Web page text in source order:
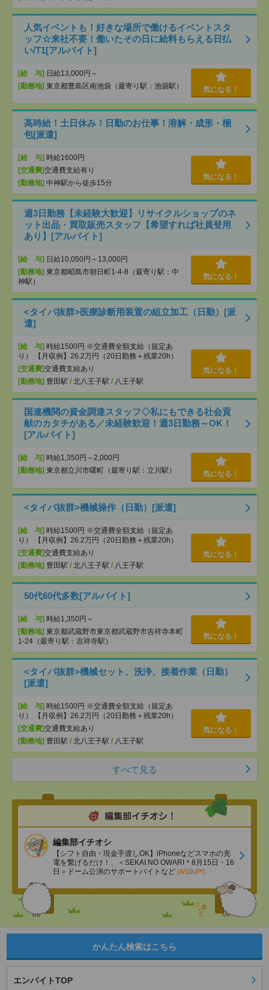
人気イベントも！好きな場所で働けるイベントスタ
ッフ☆来社不要！働いたその日に給料もらえる日払
い/T1[アルバイト]
[給 与] 日給13,000円～
[勤務地] 東京都豊島区南池袋（最寄り駅：池袋駅） 気になる！
高時給！土日休み！日勤のお仕事！溶解・成形・梱
包[派遣]
[給 与] 時給1600円
[交通費]交通費支給有り
[勤務地] 中神駅から徒歩15分
気になる！
週3日勤務【未経験大歓迎】リサイクルショップのネ
ット出品・買取販売スタッフ【希望すれば社員登用
あり】[アルバイト]
[給 与] 日給10,050円～13,000円
[勤務地] 東京都昭島市朝日町1-4-8（最寄り駅：中
神駅）
気になる！
<タイパ抜群>医療診断用装置の組立加工（日勤）[派
遣]
[給 与] 時給1500円 ※交通費全額支給（規定あ
り） 【月収例】26.2万円（20日勤務＋残業20h）
[交通費]交通費支給あり
[勤務地] 豊田駅 / 北八王子駅 / 八王子駅
気になる！
国連機関の資金調達スタッフ◇私にもできる社会貢
献のカタチがある／未経験歓迎！週3日勤務～OK！
[アルバイト]
[給 与] 時給1,350円～2,000円
[勤務地] 東京都立川市曙町（最寄り駅：立川駅） 気になる！
<タイパ抜群>機械操作（日勤）[派遣]
[給 与] 時給1500円 ※交通費全額支給（規定あ
り） 【月収例】26.2万円（20日勤務＋残業20h）
[交通費]交通費支給あり
[勤務地] 豊田駅 / 北八王子駅 / 八王子駅
気になる！
50代60代多数[アルバイト]
[給 与] 時給1,350円～
[勤務地] 東京都武蔵野市東京都武蔵野市吉祥寺本町
1-24（最寄り駅：吉祥寺駅）
気になる！
<タイパ抜群>機械セット、洗浄、接着作業（日勤）
[派遣]
[給 与] 時給1500円 ※交通費全額支給（規定あ
り） 【月収例】26.2万円（20日勤務＋残業20h）
[交通費]交通費支給あり
[勤務地] 豊田駅 / 北八王子駅 / 八王子駅
気になる！
すべて見る
編集部イチオシ
【シフト自由・現金手渡しOK】iPhoneなどスマホの充
電を繋げるだけ！、＜SEKAI NO OWARI＊8月15日・16
日＞ドーム公演のサポートバイトなど (8/10UP!)
かんたん検索はこちら
エンバイトTOP